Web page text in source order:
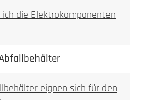
die Elektrokomponenten
Elektroinstallation aber immer
eignen sich für den